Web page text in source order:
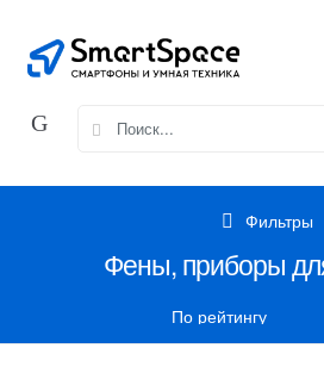
navigation
content
for:
Фильтры
Фены, приборы